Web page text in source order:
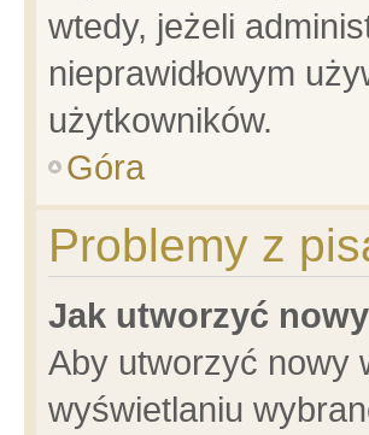
wtedy, jeżeli
nieprawidłowym
użytkowników.
Góra
Problemy z
Jak utworzyć
Aby utworzyć nowy
wyświetlaniu